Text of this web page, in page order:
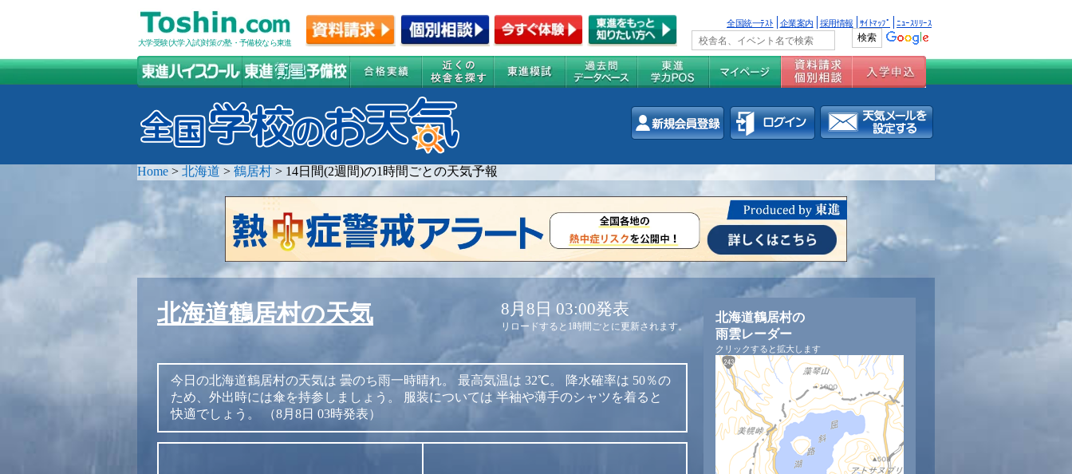
大学受験(大学入試)対策の塾・予備校なら東進
全国統一ﾃｽﾄ 企業案内 採用情報 ｻｲﾄﾏｯﾌﾟ ﾆｭｰｽﾘﾘｰｽ
Home > 北海道 > 鶴居村 > 14日間(2週間)の1時間ごとの天気予報
北海道鶴居村の天気 8月8日 03:00発表
リロードすると1時間ごとに更新されます。
今日の北海道鶴居村の天気は 曇のち雨一時晴れ。 最高気温は 32℃。 降水確率は 50％の
ため、外出時には傘を持参しましょう。
服装については 半袖や薄手のシャツを着ると
快適でしょう。
（8月8日 03時発表）
北海道鶴居村の
雨雲レーダー
クリックすると拡大します